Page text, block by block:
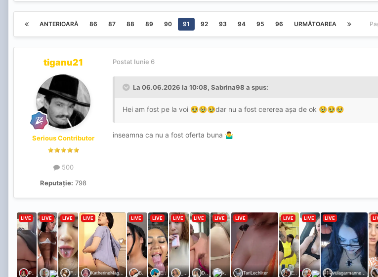
ANTERIOARĂ 86 87 88 89 90 91 92 93 94 95 96 URMĂTOAREA
tiganu21
Serious Contributor
500
Reputație: 798
Postat Iunie 6
La 06.06.2026 la 10:08, Sabrina98 a spus:
Hei am fost pe la voi 🥹🥹🥹dar nu a fost cererea așa de ok 🥹🥹🥹
inseamna ca nu a fost oferta buna 🤷‍♂️